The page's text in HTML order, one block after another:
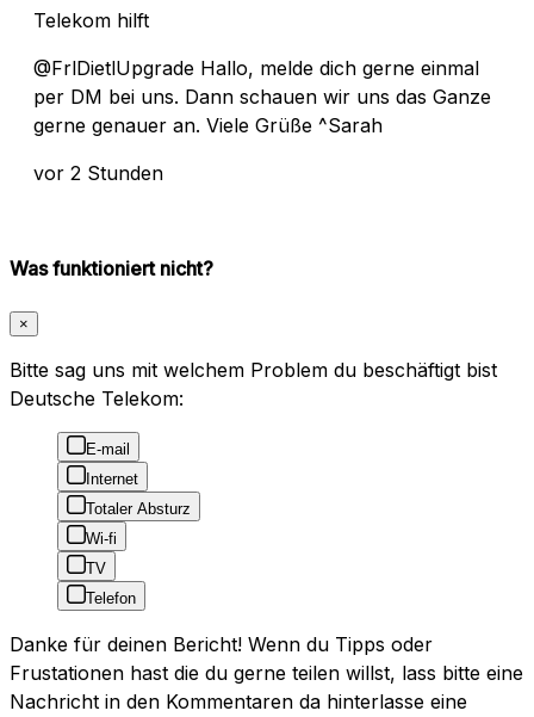
Telekom hilft
@FrlDietlUpgrade Hallo, melde dich gerne einmal
per DM bei uns. Dann schauen wir uns das Ganze
gerne genauer an. Viele Grüße ^Sarah
vor 2 Stunden
Was funktioniert nicht?
×
Bitte sag uns mit welchem Problem du beschäftigt bist
Deutsche Telekom:
E-mail
Internet
Totaler Absturz
Wi-fi
TV
Telefon
Danke für deinen Bericht! Wenn du Tipps oder
Frustationen hast die du gerne teilen willst, lass bitte eine
Nachricht in den Kommentaren da hinterlasse eine